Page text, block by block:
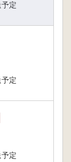
定
定
定